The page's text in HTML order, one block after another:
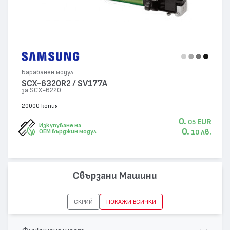
Барабанен модул
SCX-6320R2 / SV177A
за SCX-6220
20000 копия
Изкупуване на
OEM върджин модул
0. 05 EUR
0. 10 лв.
Свързани Машини
СКРИЙ ПОКАЖИ ВСИЧКИ